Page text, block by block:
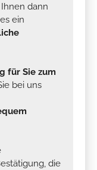
dann
ein
für Sie zum
bei uns
die